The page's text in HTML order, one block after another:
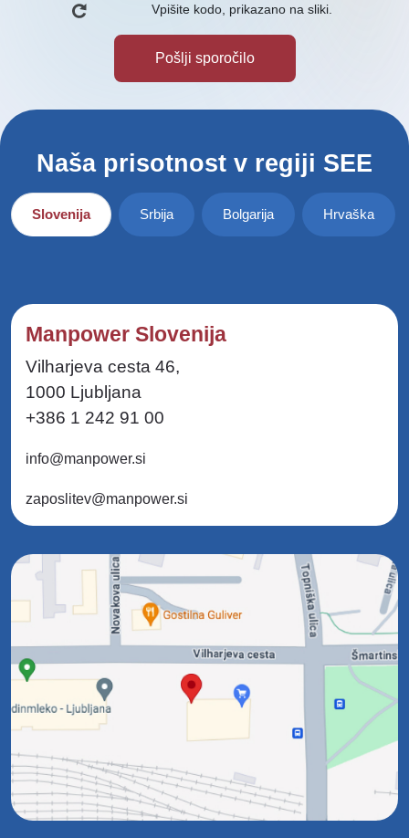
Vpišite kodo, prikazano na sliki.
Naša prisotnost v regiji SEE
Slovenija Srbija Bolgarija Hrvaška
Manpower Slovenija
Vilharjeva cesta 46,
1000 Ljubljana
+386 1 242 91 00
info@manpower.si
zaposlitev@manpower.si